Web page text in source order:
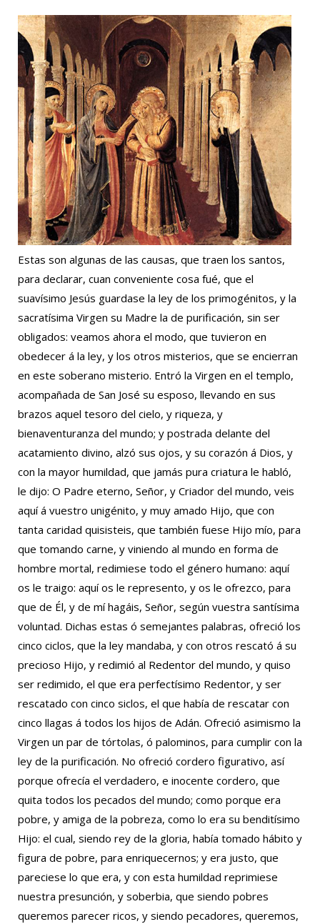
Estas son algunas de las causas, que traen los santos,
para declarar, cuan conveniente cosa fué, que el
suavísimo Jesús guardase la ley de los primogénitos, y la
sacratísima Virgen su Madre la de purificación, sin ser
obligados: veamos ahora el modo, que tuvieron en
obedecer á la ley, y los otros misterios, que se encierran
en este soberano misterio. Entró la Virgen en el templo,
acompañada de San José su esposo, llevando en sus
brazos aquel tesoro del cielo, y riqueza, y
bienaventuranza del mundo; y postrada delante del
acatamiento divino, alzó sus ojos, y su corazón á Dios, y
con la mayor humildad, que jamás pura criatura le habló,
le dijo: O Padre eterno, Señor, y Criador del mundo, veis
aquí á vuestro unigénito, y muy amado Hijo, que con
tanta caridad quisisteis, que también fuese Hijo mío, para
que tomando carne, y viniendo al mundo en forma de
hombre mortal, redimiese todo el género humano: aquí
os le traigo: aquí os le represento, y os le ofrezco, para
que de Él, y de mí hagáis, Señor, según vuestra santísima
voluntad. Dichas estas ó semejantes palabras, ofreció los
cinco ciclos, que la ley mandaba, y con otros rescató á su
precioso Hijo, y redimió al Redentor del mundo, y quiso
ser redimido, el que era perfectísimo Redentor, y ser
rescatado con cinco siclos, el que había de rescatar con
cinco llagas á todos los hijos de Adán. Ofreció asimismo la
Virgen un par de tórtolas, ó palominos, para cumplir con la
ley de la purificación. No ofreció cordero figurativo, así
porque ofrecía el verdadero, e inocente cordero, que
quita todos los pecados del mundo; como porque era
pobre, y amiga de la pobreza, como lo era su benditísimo
Hijo: el cual, siendo rey de la gloria, había tomado hábito y
figura de pobre, para enriquecernos; y era justo, que
pareciese lo que era, y con esta humildad reprimiese
nuestra presunción, y soberbia, que siendo pobres
queremos parecer ricos, y siendo pecadores, queremos,